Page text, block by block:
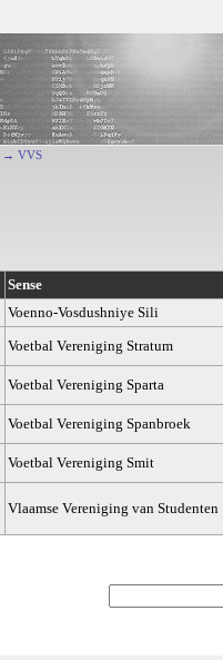
→ VVS
Sense
Voenno-Vosdushniye Sili
Voetbal Vereniging Stratum
Voetbal Vereniging Sparta
Voetbal Vereniging Spanbroek
Voetbal Vereniging Smit
Vlaamse Vereniging van Studenten